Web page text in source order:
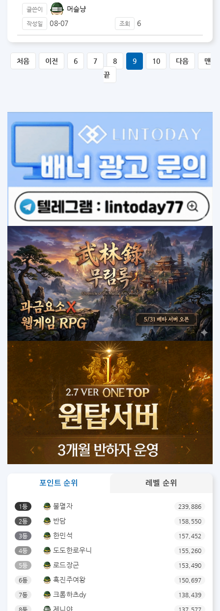
글쓴이 머슬냥
작성일 08-07 조회 6
처음 이전 6 7 8 9 10 다음
맨
끝
포인트 순위 레벨 순위
1등 불멸자 239,886
2등 반담 158,550
3등 한민석 157,452
4등 도도한로우니 155,260
5등 로드장군 153,490
6등 흑진주여왕 150,697
7등 크롬하츠dy 138,439
8등 제니야 137,577